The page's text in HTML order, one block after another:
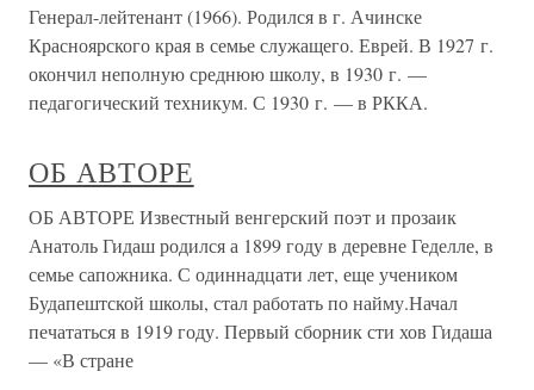
Генерал-лейтенант (1966). Родился в г. Ачинске
Красноярского края в семье служащего. Еврей. В 1927 г.
окончил неполную среднюю школу, в 1930 г. —
педагогический техникум. С 1930 г. — в РККА.
ОБ АВТОРЕ
ОБ АВТОРЕ Известный венгерский поэт и прозаик
Анатоль Гидаш родился а 1899 году в деревне Геделле, в
семье сапожника. С одиннадцати лет, еще учеником
Будапештской школы, стал работать по найму.Начал
печататься в 1919 году. Первый сборник сти хов Гидаша
— «В стране